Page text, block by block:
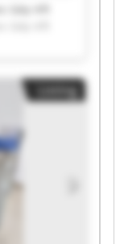
Gép Kft
Gép Kft
Gép Kft
Gép Kft Listing